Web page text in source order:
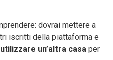
dovrai mettere a
iscritti della piattaforma e
un’altra casa per